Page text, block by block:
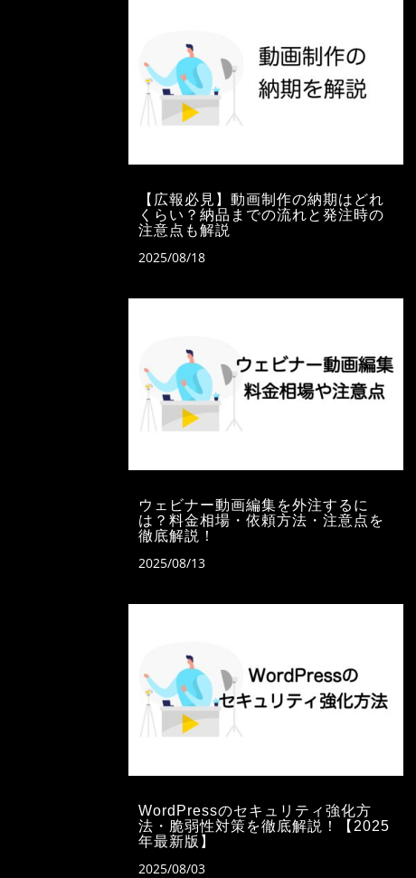
【広報必見】動画制作の納期はどれ
くらい？納品までの流れと発注時の
注意点も解説
2025/08/18
ウェビナー動画編集を外注するに
は？料金相場・依頼方法・注意点を
徹底解説！
2025/08/13
WordPressのセキュリティ強化方
法・脆弱性対策を徹底解説！【2025
年最新版】
2025/08/03